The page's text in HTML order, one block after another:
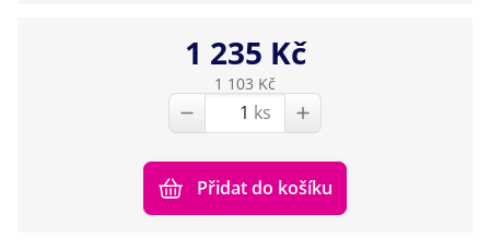
1 235 Kč
1 103 Kč
ks
Přidat do košíku